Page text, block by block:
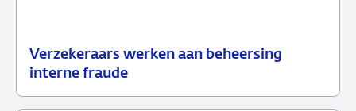
Verzekeraars werken aan beheersing
interne fraude
24
Nieuwsbericht